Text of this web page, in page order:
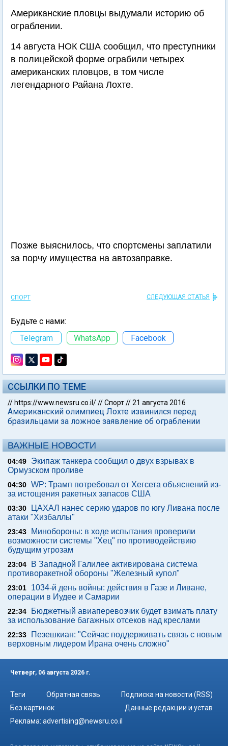
Американские пловцы выдумали историю об
ограблении.
14 августа НОК США сообщил, что преступники
в полицейской форме ограбили четырех
американских пловцов, в том числе
легендарного Райана Лохте.
Позже выяснилось, что спортсмены заплатили
за порчу имущества на автозаправке.
СПОРТ СЛЕДУЮЩАЯ СТАТЬЯ
Будьте с нами:
Telegram
WhatsApp Facebook
ССЫЛКИ ПО ТЕМЕ
// https://www.newsru.co.il///Спорт//21 августа 2016
Американский олимпиец Лохте извинился перед
бразильцами за ложное заявление об ограблении
ВАЖНЫЕ НОВОСТИ
04:49
Экипаж танкера сообщил о двух взрывах в
Ормузском проливе
04:30 WP: Трамп потребовал от Хегсета объяснений из-
за истощения ракетных запасов США
03:30
ЦАХАЛ нанес серию ударов по югу Ливана после
атаки "Хизбаллы"
23:43
Минобороны: в ходе испытания проверили
возможности системы "Хец" по противодействию
будущим угрозам
23:04
В Западной Галилее активирована система
противоракетной обороны "Железный купол"
23:01
1034-й день войны: действия в Газе и Ливане,
операции в Иудее и Самарии
22:34
Бюджетный авиаперевозчик будет взимать плату
за использование багажных отсеков над креслами
22:33
Пезешкиан: "Сейчас поддерживать связь с новым
верховным лидером Ирана очень сложно"
Четверг, 06 августа 2026 г.
Теги Обратная связь
Подписка на новости (RSS)
Без картинок
Данные редакции и устав
Реклама: advertising@newsru.co.il